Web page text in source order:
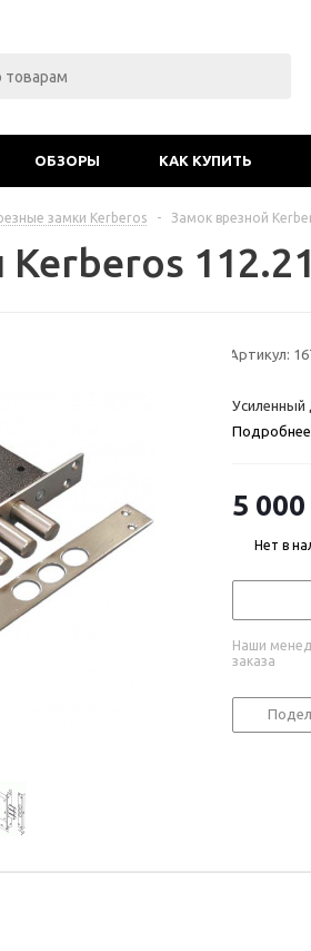
ОБЗОРЫ КАК КУПИТЬ
замки Kerberos - Замок врезной
Артикул:
Усиленный
Подробнее
5 000
Нет в
Наши
заказа